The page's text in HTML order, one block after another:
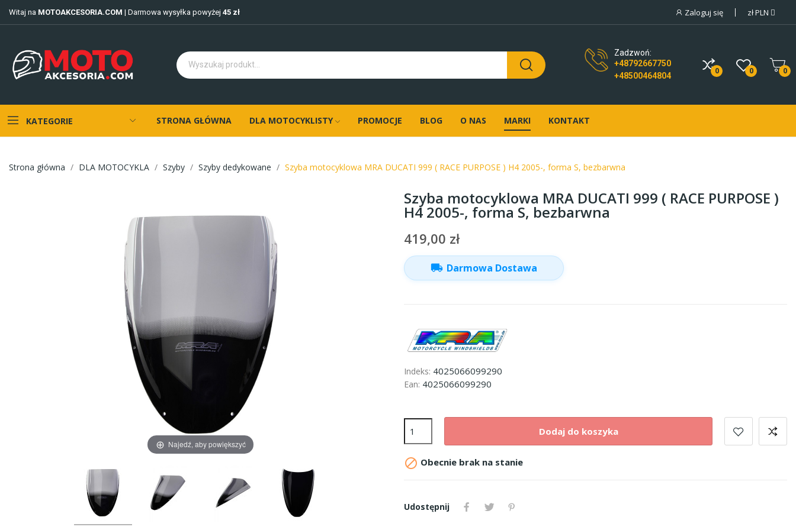
Witaj na MOTOAKCESORIA.COM | Darmowa wysyłka powyżej 45 zł Zaloguj się złPLN
Zadzwoń:
+48792667750
+48500464804
0 0 0
KATEGORIE STRONA GŁÓWNA DLA MOTOCYKLISTY PROMOCJE BLOG O NAS MARKI KONTAKT
Strona główna DLA MOTOCYKLA Szyby Szyby dedykowane Szyba motocyklowa MRA DUCATI 999 ( RACE PURPOSE ) H4 2005-, forma S, bezbarwna
Najedź, aby powiększyć
Szyba motocyklowa MRA DUCATI 999 ( RACE PURPOSE )
H4 2005-, forma S, bezbarwna
419,00 zł
local_shipping Darmowa Dostawa
Indeks: 4025066099290
Ean: 4025066099290
Dodaj do koszyka
 Obecnie brak na stanie
Udostępnij